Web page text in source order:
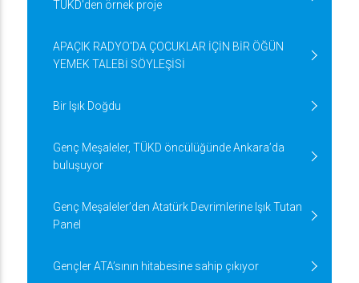
TÜKD'den örnek proje
APAÇIK RADYO'DA ÇOCUKLAR İÇİN BİR ÖĞÜN
YEMEK TALEBİ SÖYLEŞİSİ
Bir Işık Doğdu
Genç Meşaleler, TÜKD öncülüğünde Ankara’da
buluşuyor
Genç Meşaleler’den Atatürk Devrimlerine Işık Tutan
Panel
Gençler ATA’sının hitabesine sahip çıkıyor